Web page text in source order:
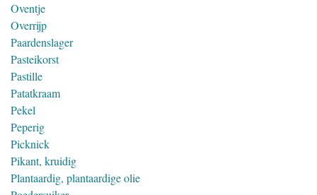
Oventje
Overrijp
Paardenslager
Pasteikorst
Pastille
Patatkraam
Pekel
Peperig
Picknick
Pikant, kruidig
Plantaardig, plantaardige olie